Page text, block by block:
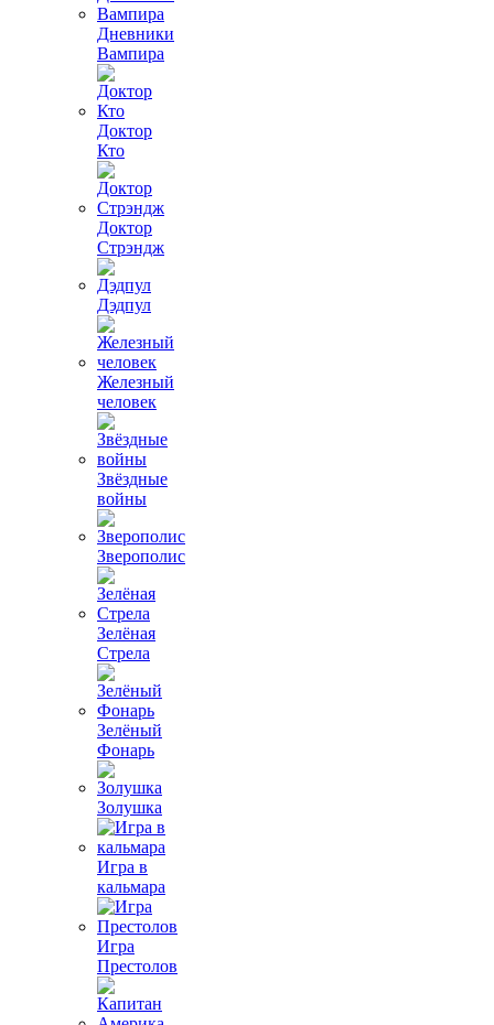
Дневники
Вампира
Доктор
Кто
Доктор
Стрэндж
Дэдпул
Железный
человек
Звёздные
войны
Зверополис
Зелёная
Стрела
Зелёный
Фонарь
Золушка
Игра в
кальмара
Игра
Престолов